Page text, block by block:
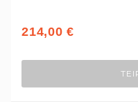
214,00 €